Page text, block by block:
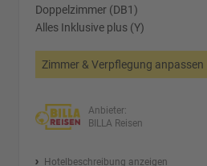
Doppelzimmer (DB1)
Alles Inklusive plus (Y)
Zimmer & Verpflegung anpassen
Anbieter:
BILLA Reisen
Hotelbeschreibung anzeigen